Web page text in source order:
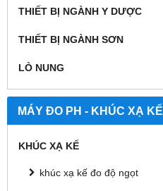
THIẾT BỊ NGÀNH Y DƯỢC
THIẾT BỊ NGÀNH SƠN
LÒ NUNG
MÁY ĐO PH - KHÚC XẠ KẾ
KHÚC XẠ KẾ
khúc xạ kế đo độ ngọt